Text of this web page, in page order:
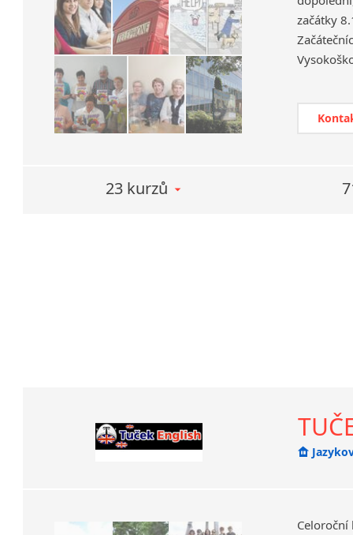
začátky
i
i
23 kurzů